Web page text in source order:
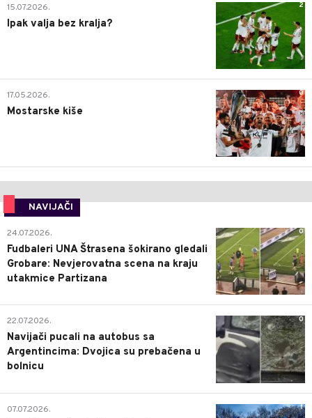
2
15.07.2026.
Ipak valja bez kralja?
0
17.05.2026.
Mostarske kiše
NAVIJAČI
0
24.07.2026.
Fudbaleri UNA Štrasena šokirano gledali
Grobare: Nevjerovatna scena na kraju
utakmice Partizana
0
22.07.2026.
Navijači pucali na autobus sa
Argentincima: Dvojica su prebačena u
bolnicu
1
07.07.2026.